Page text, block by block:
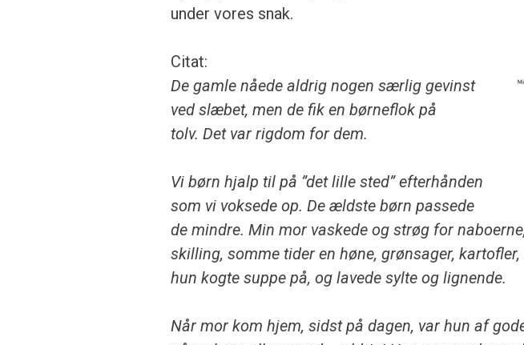
under vores snak.
Citat:
De gamle nåede aldrig nogen særlig gevinst
ved slæbet, men de fik en børneflok på
tolv. Det var rigdom for dem.
Vi børn hjalp til på ”det lille sted” efterhånden
som vi voksede op. De ældste børn passede
de mindre. Minmor vaskede og strøg for
skilling, somme tider en høne, grønsager,
hun kogte suppe på, og lavede sylte og lignende.
Når mor kom hjem, sidst på dagen, var hun af